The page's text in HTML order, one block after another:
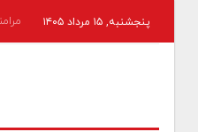
پنجشنبه, ۱۵ مرداد ۱۴۰۵